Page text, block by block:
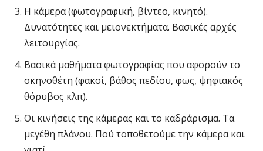
Η κάμερα (φωτογραφική, βίντεο, κινητό).
Δυνατότητες και μειονεκτήματα. Βασικές αρχές
λειτουργίας.
Βασικά μαθήματα φωτογραφίας που αφορούν το
σκηνοθέτη (φακοί, βάθος πεδίου, φως, ψηφιακός
θόρυβος κλπ).
Οι κινήσεις της κάμερας και το καδράρισμα. Τα
μεγέθη πλάνου. Πού τοποθετούμε την κάμερα και